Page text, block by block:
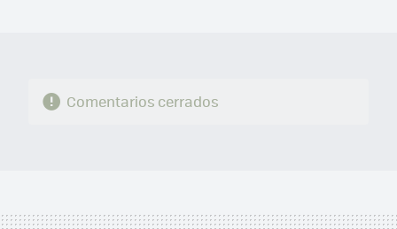
Comentarios cerrados